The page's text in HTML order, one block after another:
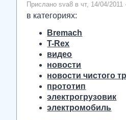
Прислано sva8 в чт, 14/04/2011
в категориях:
Bremach
T-Rex
видео
новости
новости чистого
прототип
электрогрузовик
электромобиль